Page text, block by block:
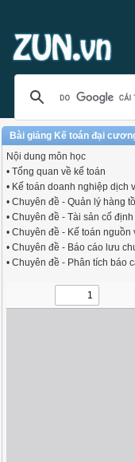
Bài giảng Kế toán đại
Nội dung môn học
• Tổng quan về kế toán
• Kế toán doanh nghiệp dịch
• Chuyên đề - Quản lý hàng
• Chuyên đề - Tài sản cố định
• Chuyên đề - Kế toán nguồn
• Chuyên đề - Báo cáo lưu
• Chuyên đề - Phân tích báo